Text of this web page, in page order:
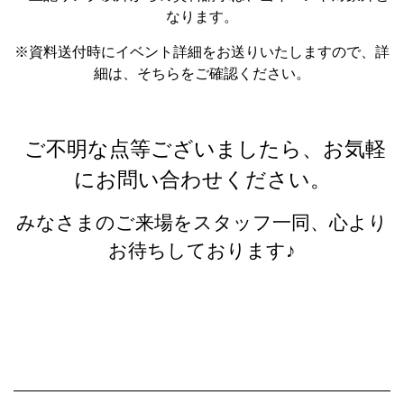
なります。
※資料送付時にイベント詳細をお送りいたしますので、詳
細は、そちらをご確認ください。
ご不明な点等ございましたら、お気軽
にお問い合わせください。
みなさまのご来場をスタッフ一同、心より
お待ちしております♪